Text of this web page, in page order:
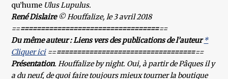
qu’hume Ulus Lupulus.
René Dislaire© Houffalize, le 3 avril 2018
======================================
Du même auteur : Liens vers des publications de l’auteur *
Cliquer ici======================================
Présentation. Houffalize by night. Oui, à partir de Pâques il y
a du neuf, de quoi faire toujours mieux tourner la boutique